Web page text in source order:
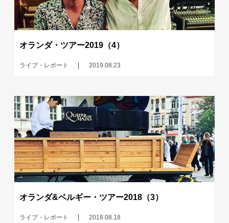
オランダ・ツアー2019（4）
ライブ・レポート 2019.08.23
オランダ&ベルギー・ツアー2018（3）
ライブ・レポート 2018.08.18